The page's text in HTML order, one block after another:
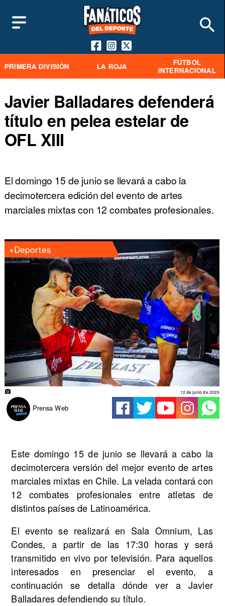
PRIMERA DIVISIÓN LA ROJA
FÚTBOL
INTERNACIONAL
Javier Balladares defenderá
título en pelea estelar de
OFL XIII
El domingo 15 de junio se llevará a cabo la
decimotercera edición del evento de artes
marciales mixtas con 12 combates profesionales.
+Deportes
Prensa Web
12 de junio de 2025
Este domingo 15 de junio se llevará a cabo la
decimotercera versión del mejor evento de artes
marciales mixtas en Chile. La velada contará con
12 combates profesionales entre atletas de
distintos países de Latinoamérica.
El evento se realizará en Sala Omnium, Las
Condes, a partir de las 17:30 horas y será
transmitido en vivo por televisión. Para aquellos
interesados en presenciar el evento, a
continuación se detalla dónde ver a Javier
Balladares defendiendo su título.